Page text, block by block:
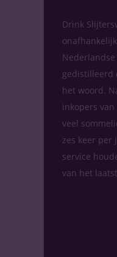
Drink
gedistilleerd
het woord.
inkopers
veel
zes keer per
service
van het